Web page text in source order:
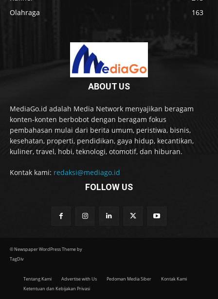
Olahraga
163
ABOUT US
MediaGo.id adalah Media Network menyajikan beragam
konten-konten berbobot dengan beragam fokus
pembahasan mulai dari berita umum, peristiwa, bisnis,
kesehatan, properti, pendidikan, gaya hidup, kecantikan,
kuliner, travel, hobi, teknologi, otomotif, dan hiburan.
Kontak kami: redaksi@mediago.id
FOLLOW US
© Newspaper WordPress Theme by
TagDiv
Tentang Kami Advertise with Us Pedoman Media Siber
Kontak Kami
Ketentuan dan Kebijakan Privasi